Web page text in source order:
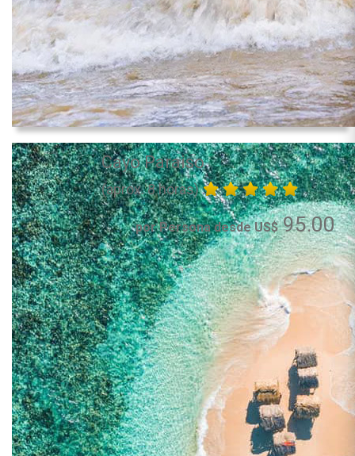
Cayo Paraiso
(aprox. 8 horas)
por Persona desde US$95.00